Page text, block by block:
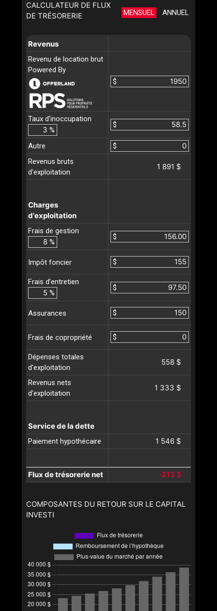
CALCULATEUR DE FLUX
DE TRÉSORERIE
MENSUEL ANNUEL
Revenus
Revenu de location brut
Powered By
$
Taux d'inoccupation
%
$
Autre
$
Revenus bruts
d'exploitation
1 891 $
Charges
d'exploitation
Frais de gestion
%
$
Impôt foncier $
Frais d’entretien
%
$
Assurances $
Frais de copropriété $
Dépenses totales
d'exploitation
558 $
Revenus nets
d'exploitation
1 333 $
Service de la dette
Paiement hypothécaire 1 546 $
Flux de trésorerie net -213 $
COMPOSANTES DU RETOUR SUR LE CAPITAL
INVESTI